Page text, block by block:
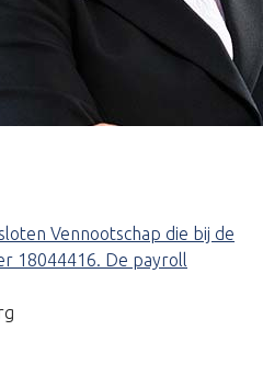
Vennootschap die bij de
18044416. De payroll